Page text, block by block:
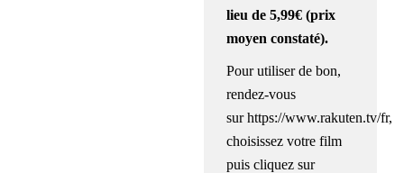
lieu de 5,99€ (prix
moyen constaté).
Pour utiliser de bon,
rendez-vous
surhttps://www.rakuten.tv/fr,
choisissez votre film
puis cliquez sur